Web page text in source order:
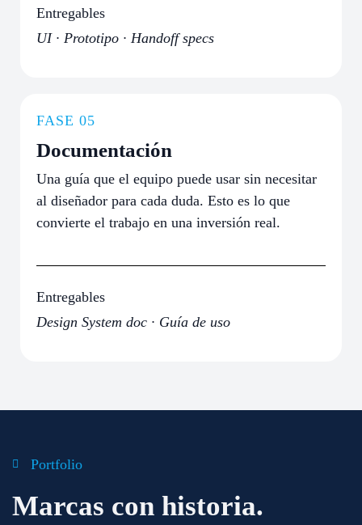
Entregables
UI · Prototipo · Handoff specs
FASE 05
Documentación
Una guía que el equipo puede usar sin necesitar
al diseñador para cada duda. Esto es lo que
convierte el trabajo en una inversión real.
Entregables
Design System doc · Guía de uso
Portfolio
Marcas con historia.